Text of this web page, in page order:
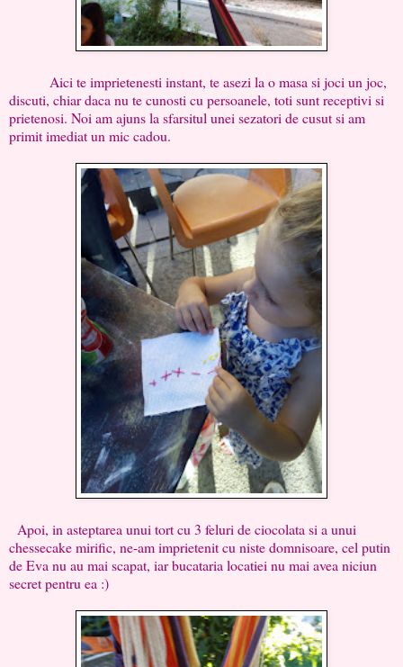
Aici te imprietenesti instant, te asezi la o masa si joci un joc,
discuti, chiar daca nu te cunosti cu persoanele, toti sunt receptivi si
prietenosi. Noi am ajuns la sfarsitul unei sezatori de cusut si am
primit imediat un mic cadou.
Apoi, in asteptarea unui tort cu 3 feluri de ciocolata si a unui
chessecake mirific, ne-am imprietenit cu niste domnisoare, cel putin
de Eva nu au mai scapat, iar bucataria locatiei nu mai avea niciun
secret pentru ea :)